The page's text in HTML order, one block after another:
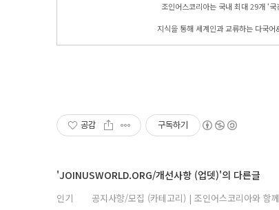
조인어스코리아는 국내 최대 29개 ‘
지식을 통해 세계인과 교류하는 다국
공감 구독하기
'JOINUSWORLD.ORG/개선사항 (업뎃)'의 다른글
인기
공지사항/모집 (카테고리) | 조인어스코리아와 함